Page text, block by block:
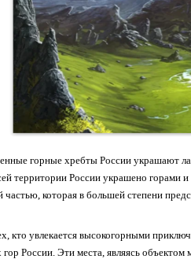
горные хребты России украшают
территории России украшено горами
частью, которая в большей степени
кто увлекается высокогорными
России. Эти места, являясь